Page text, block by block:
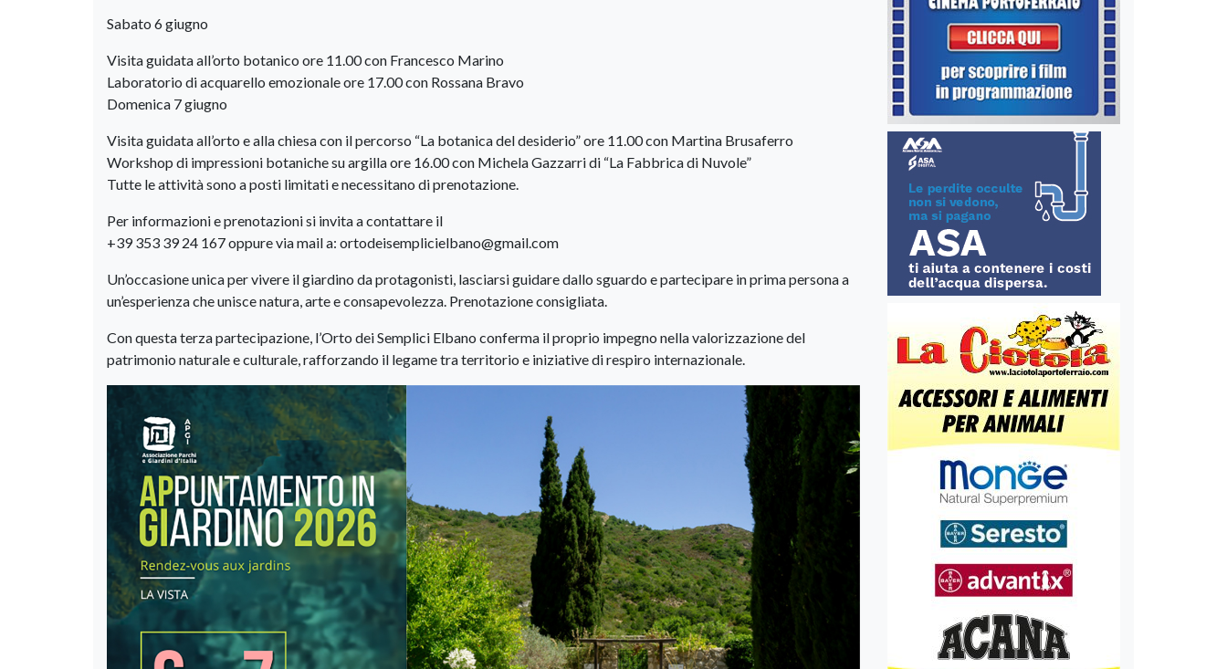
Sabato 6 giugno
Visita guidata all’orto botanico ore 11.00 con Francesco Marino
Laboratorio di acquarello emozionale ore 17.00 con Rossana Bravo
Domenica 7 giugno
Visita guidata all’orto e alla chiesa con il percorso “La botanica del desiderio” ore 11.00 con Martina Brusaferro
Workshop di impressioni botaniche su argilla ore 16.00 con Michela Gazzarri di “La Fabbrica di Nuvole”
Tutte le attività sono a posti limitati e necessitano di prenotazione.
Per informazioni e prenotazioni si invita a contattare il
+39 353 39 24 167 oppure via mail a: ortodeisemplicielbano@gmail.com
Un’occasione unica per vivere il giardino da protagonisti, lasciarsi guidare dallo sguardo e partecipare in prima persona a
un’esperienza che unisce natura, arte e consapevolezza. Prenotazione consigliata.
Con questa terza partecipazione, l’Orto dei Semplici Elbano conferma il proprio impegno nella valorizzazione del
patrimonio naturale e culturale, rafforzando il legame tra territorio e iniziative di respiro internazionale.